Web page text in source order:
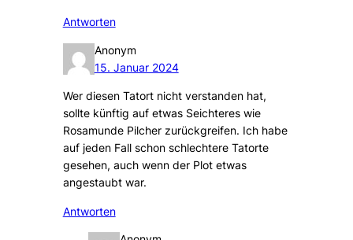
Antworten
Anonym
15. Januar 2024
Wer diesen Tatort nicht verstanden hat,
sollte künftig auf etwas Seichteres wie
Rosamunde Pilcher zurückgreifen. Ich habe
auf jeden Fall schon schlechtere Tatorte
gesehen, auch wenn der Plot etwas
angestaubt war.
Antworten